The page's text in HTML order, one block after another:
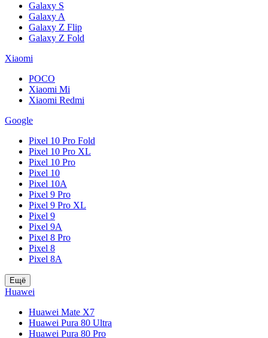
Galaxy S
Galaxy A
Galaxy Z Flip
Galaxy Z Fold
Xiaomi
POCO
Xiaomi Mi
Xiaomi Redmi
Google
Pixel 10 Pro Fold
Pixel 10 Pro XL
Pixel 10 Pro
Pixel 10
Pixel 10A
Pixel 9 Pro
Pixel 9 Pro XL
Pixel 9
Pixel 9A
Pixel 8 Pro
Pixel 8
Pixel 8A
Ещё
Huawei
Huawei Mate X7
Huawei Pura 80 Ultra
Huawei Pura 80 Pro